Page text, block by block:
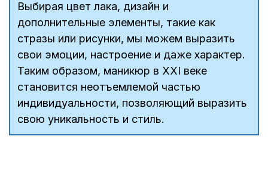
Выбирая цвет лака, дизайн и
дополнительные элементы, такие как
стразы или рисунки, мы можем выразить
свои эмоции, настроение и даже характер.
Таким образом, маникюр в XXI веке
становится неотъемлемой частью
индивидуальности, позволяющий выразить
свою уникальность и стиль.